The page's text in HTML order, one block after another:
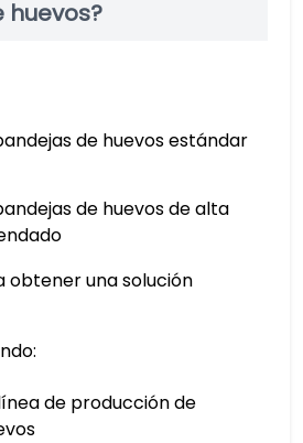
de huevos estándar
de huevos de alta
una solución
de producción de